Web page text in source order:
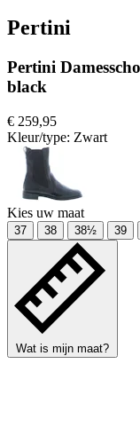
Pertini
Pertini
black
€ 259,95
Kleur/type: Zwart
Kies uw maat
37 38 38½ 39
Wat is mijn maat?